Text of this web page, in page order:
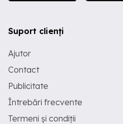
Suport clienți
Ajutor
Contact
Publicitate
Întrebări frecvente
Termeni și condiții